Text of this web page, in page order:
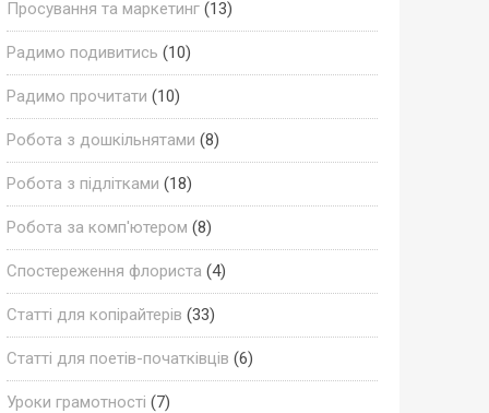
Просування та маркетинг(13)
Радимо подивитись (10)
Радимо прочитати (10)
Робота з дошкільнятами (8)
Робота з підлітками (18)
Робота за комп'ютером (8)
Спостереження флориста (4)
Статті для копірайтерів (33)
Статті для поетів-початківців (6)
Уроки грамотності (7)